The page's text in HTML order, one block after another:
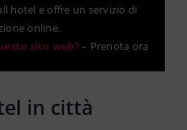
hotel e offre un servizio di
online.
sito web?– Prenota ora
in città